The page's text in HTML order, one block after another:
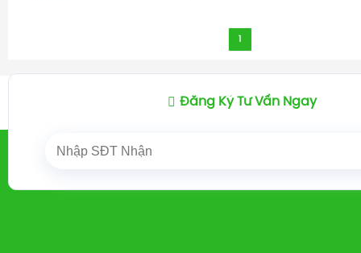
Trang chủ / ĐÈN TRANG TRÍ
Đăng Ký Tư Vấn Ngay